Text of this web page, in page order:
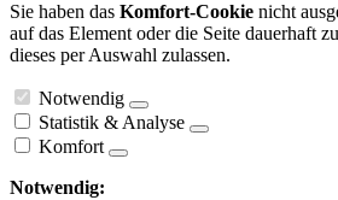
Sie haben das Komfort-Cookie nicht
auf das Element oder die Seite dauerhaft
dieses per Auswahl zulassen.
Notwendig
Statistik & Analyse
Komfort
Notwendig: